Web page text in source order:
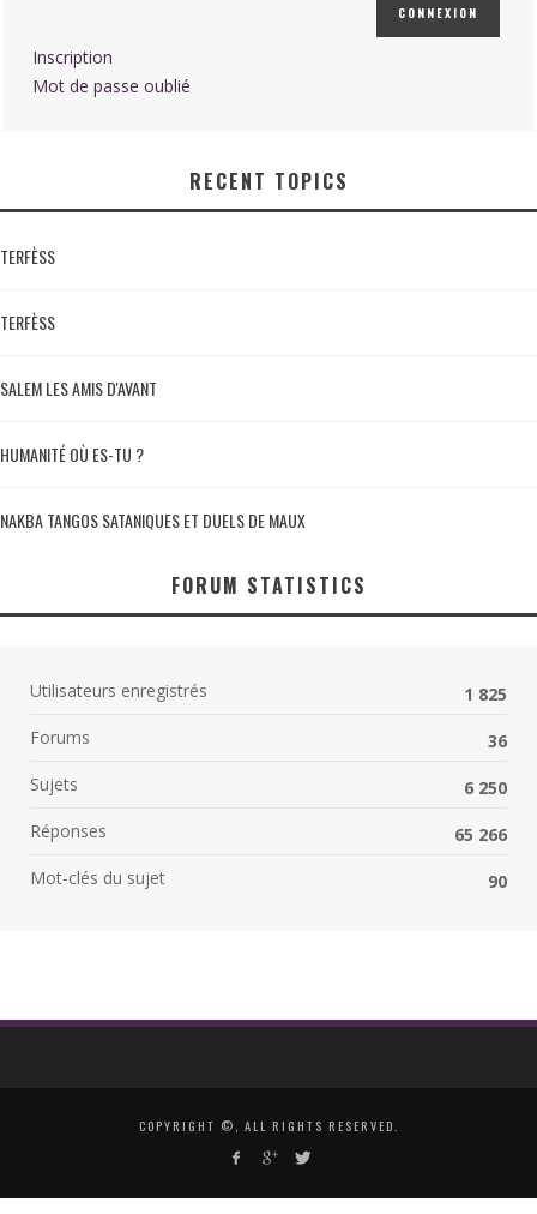
CONNEXION
Inscription
Mot de passe oublié
RECENT TOPICS
TERFÈSS
TERFÈSS
SALEM LES AMIS D'AVANT
HUMANITÉ OÙ ES-TU ?
NAKBA TANGOS SATANIQUES ET DUELS DE MAUX
FORUM STATISTICS
Utilisateurs enregistrés
1 825
Forums
36
Sujets
6 250
Réponses
65 266
Mot-clés du sujet
90
COPYRIGHT ©, ALL RIGHTS RESERVED.